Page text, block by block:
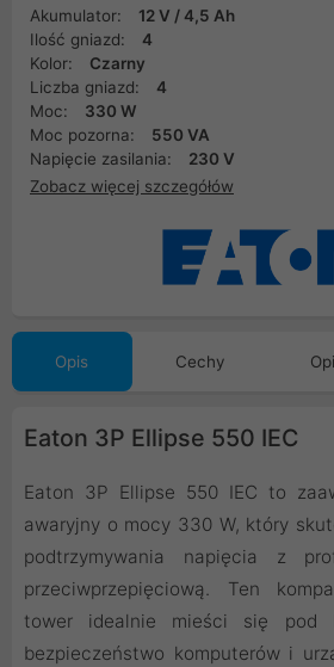
Akumulator:
12 V / 4,5 Ah
Ilość gniazd:
4
Kolor:
Czarny
Liczba gniazd:
4
Moc:
330 W
Moc pozorna:
550 VA
Napięcie zasilania:
230 V
Zobacz więcej szczegółów
Opis Cechy
Eaton 3P Ellipse 550 IEC
Eaton 3P Ellipse 550 IEC to
awaryjny o mocy 330 W, który
podtrzymywania napięcia z
przeciwprzepięciową. Ten
tower idealnie mieści się pod
bezpieczeństwo komputerów i